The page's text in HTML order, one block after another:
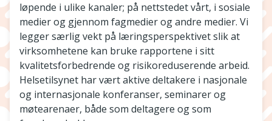
løpende i ulike kanaler; på nettstedet vårt, i sosiale
medier og gjennom fagmedier og andre medier. Vi
legger særlig vekt på læringsperspektivet slik at
virksomhetene kan bruke rapportene i sitt
kvalitetsforbedrende og risikoreduserende arbeid.
Helsetilsynet har vært aktive deltakere i nasjonale
og internasjonale konferanser, seminarer og
møtearenaer, både som deltagere og som